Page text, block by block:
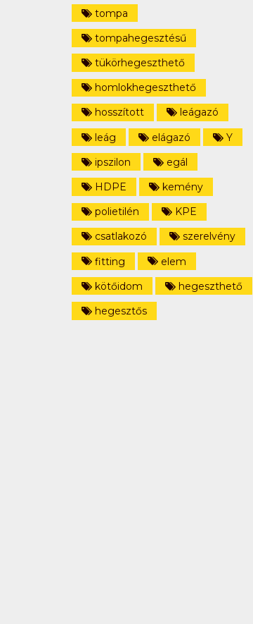
tompa
tompahegesztésű
tükörhegeszthető
homlokhegeszthető
hosszított
leágazó
leág
elágazó
Y
ipszilon
egál
HDPE
kemény
polietilén
KPE
csatlakozó
szerelvény
fitting
elem
kötőidom
hegeszthető
hegesztős